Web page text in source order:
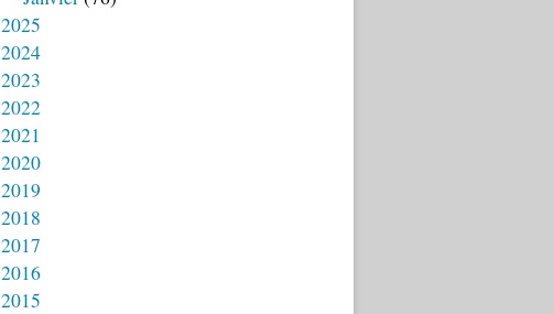
2025
2024
2023
2022
2021
2020
2019
2018
2017
2016
2015